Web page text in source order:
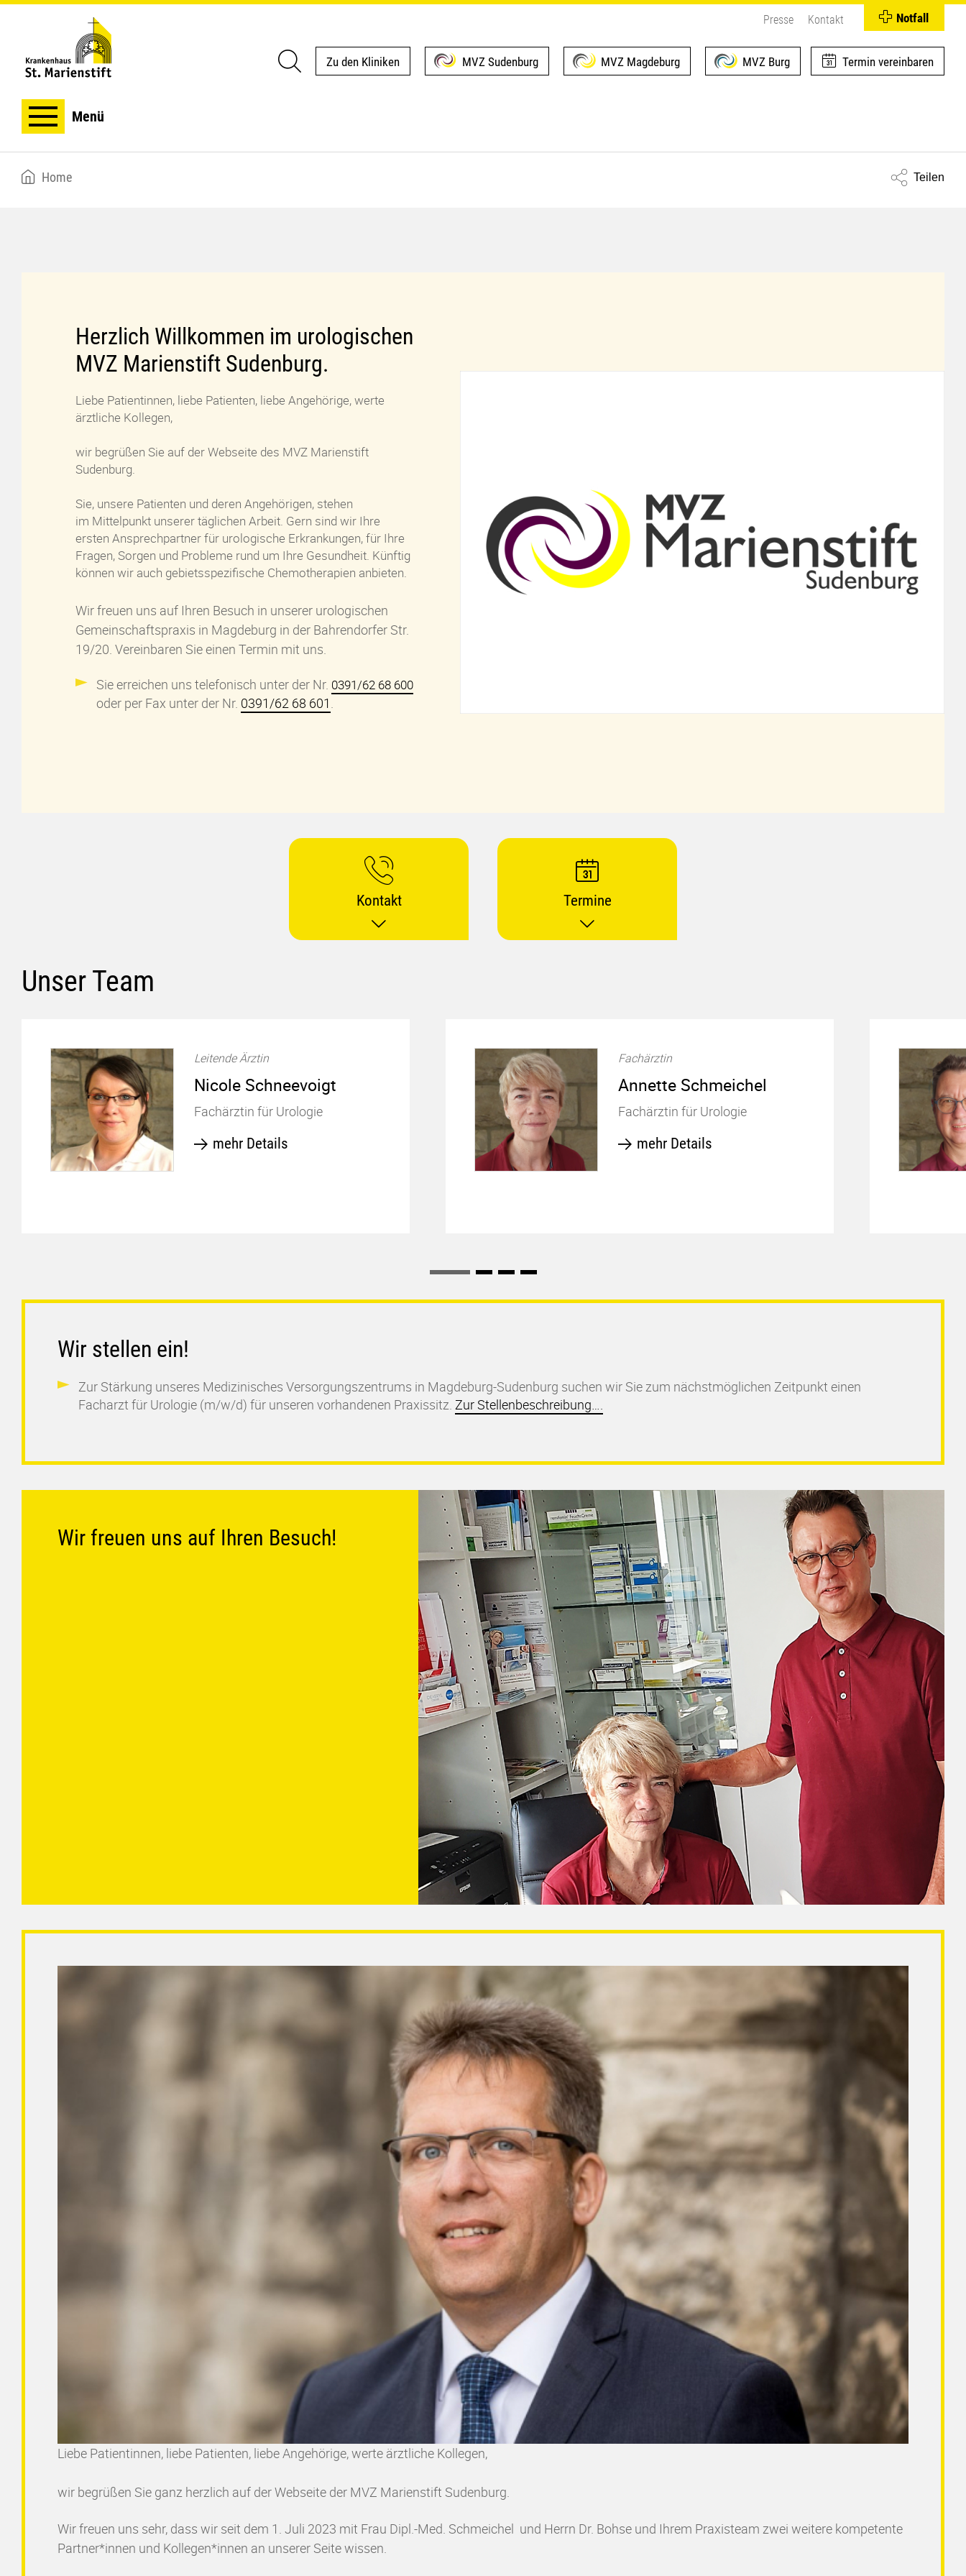
Presse Kontakt
Zu den Kliniken MVZ Sudenburg MVZ Magdeburg MVZ Burg Termin vereinbaren
Notfall
Menü
Breadcrumb
Home Teilen
Herzlich Willkommen im urologischen
MVZ Marienstift Sudenburg.
Liebe Patientinnen, liebe Patienten, liebe Angehörige, werte
ärztliche Kollegen,
wir begrüßen Sie auf der Webseite des MVZ Marienstift
Sudenburg.
Sie, unsere Patienten und deren Angehörigen, stehen
im Mittelpunkt unserer täglichen Arbeit. Gern sind wir Ihre
ersten Ansprechpartner für urologische Erkrankungen, für Ihre
Fragen, Sorgen und Probleme rund um Ihre Gesundheit. Künftig
können wir auch gebietsspezifische Chemotherapien anbieten.
Wir freuen uns auf Ihren Besuch in unserer urologischen
Gemeinschaftspraxis in Magdeburg in der Bahrendorfer Str.
19/20. Vereinbaren Sie einen Termin mit uns.
Sie erreichen uns telefonisch unter der Nr. 0391/62 68 600
oder per Fax unter der Nr. 0391/62 68 601.
Kontakt Termine
Unser Team
Leitende Ärztin
Nicole Schneevoigt
Fachärztin für Urologie
mehr Details
Fachärztin
Annette Schmeichel
Fachärztin für Urologie
mehr Details
Previous Next
Wir stellen ein!
Zur Stärkung unseres Medizinisches Versorgungszentrums in Magdeburg-Sudenburg suchen wir Sie zum nächstmöglichen Zeitpunkt einen
Facharzt für Urologie (m/w/d) für unseren vorhandenen Praxissitz.Zur Stellenbeschreibung….
Wir freuen uns auf Ihren Besuch!
Liebe Patientinnen, liebe Patienten, liebe Angehörige, werte ärztliche Kollegen,
wir begrüßen Sie ganz herzlich auf der Webseite der MVZ Marienstift Sudenburg.
Wir freuen uns sehr, dass wir seit dem 1. Juli 2023 mit Frau Dipl.-Med. Schmeichel und Herrn Dr. Bohse und Ihrem Praxisteam zwei weitere kompetente
Partner*innen und Kollegen*innen an unserer Seite wissen.